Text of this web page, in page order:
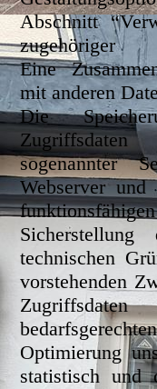
Abschnitt
zugehöriger
Eine
mit anderen
Die
sogenannter
Webserver
Sicherstellung
technischen
vorstehenden
Optimierung
statistisch und